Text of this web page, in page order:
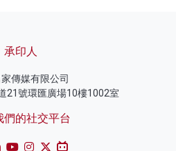
承印人
傳媒有限公司
21號環匯廣場10樓1002室
們的社交平台